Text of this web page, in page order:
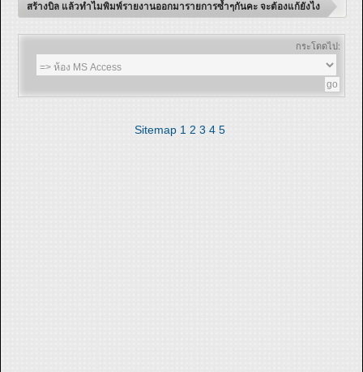
สร้างบิล แล้วทำไมพิมพ์รายงานออกมารายการซ้ำๆกันคะ จะต้องแก้ยังไง
กระโดดไป:
Sitemap 1 2 3 4 5